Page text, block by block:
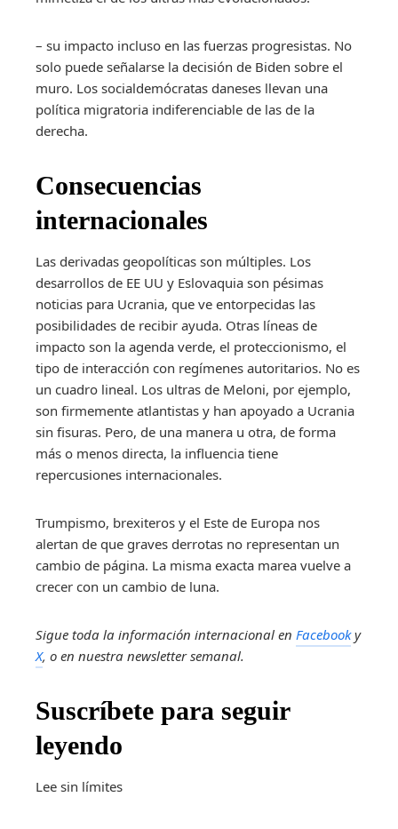
– su impacto incluso en las fuerzas progresistas. No
solo puede señalarse la decisión de Biden sobre el
muro. Los socialdemócratas daneses llevan una
política migratoria indiferenciable de las de la
derecha.
Consecuencias
internacionales
Las derivadas geopolíticas son múltiples. Los
desarrollos de EE UU y Eslovaquia son pésimas
noticias para Ucrania, que ve entorpecidas las
posibilidades de recibir ayuda. Otras líneas de
impacto son la agenda verde, el proteccionismo, el
tipo de interacción con regímenes autoritarios. No es
un cuadro lineal. Los ultras de Meloni, por ejemplo,
son firmemente atlantistas y han apoyado a Ucrania
sin fisuras. Pero, de una manera u otra, de forma
más o menos directa, la influencia tiene
repercusiones internacionales.
Trumpismo, brexiteros y el Este de Europa nos
alertan de que graves derrotas no representan un
cambio de página. La misma exacta marea vuelve a
crecer con un cambio de luna.
Sigue toda la información internacional en Facebooky
X, o en nuestra newsletter semanal.
Suscríbete para seguir
leyendo
Lee sin límites